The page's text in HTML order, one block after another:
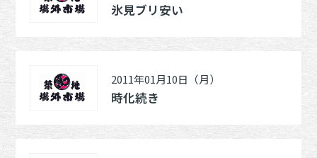
氷見ブリ安い
2011年01月10日（月）
時化続き